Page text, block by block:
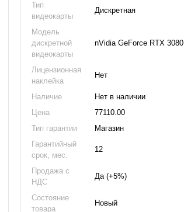
Тип
видеокарты
Дискретная
Модель
дискретной
видеокарты
nVidia GeForce RTX 3080
Лицензионная
наклейка
Нет
Наличие
Нет в наличии
Цена
77110.00
Тип гарантии
Магазин
Гарантийный
срок, мес.
12
Продажа с
НДС
Да (+5%)
Состояние
товара
Новый